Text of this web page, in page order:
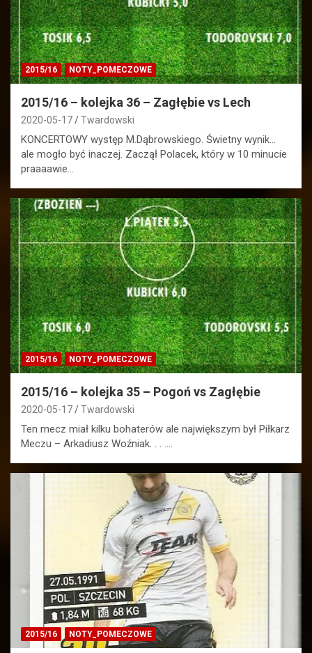
2015/16 NOTY_POMECZOWE
2015/16 – kolejka 36 – Zagłębie vs Lech
2020-05-17 Twardowski
KONCERTOWY występ M.Dąbrowskiego. Świetny wynik…
ale mogło być inaczej. Zaczął Polacek, który w 10 minucie
praaaawie…
2015/16 NOTY_POMECZOWE
2015/16 – kolejka 35 – Pogoń vs Zagłębie
2020-05-17 Twardowski
Ten mecz miał kilku bohaterów ale największym był Piłkarz
Meczu – Arkadiusz Woźniak. . . .…
2015/16 NOTY_POMECZOWE